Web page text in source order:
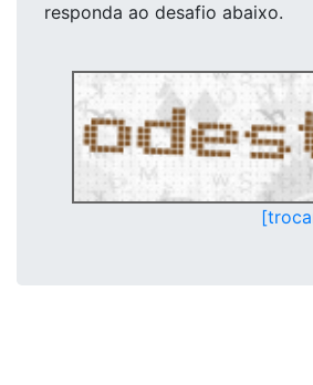
responda ao desafio abaixo.